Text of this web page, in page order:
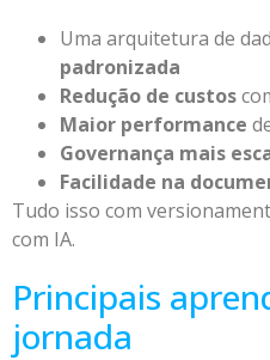
Uma arquitetura de
padronizada
Redução de custos
Maior performance
Governança mais
Facilidade na
Tudo isso com
com IA.
Principais
jornada